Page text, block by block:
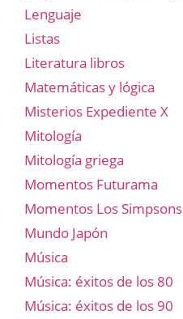
Lenguaje
Listas
Literatura libros
Matemáticas y lógica
Misterios Expediente X
Mitología
Mitología griega
Momentos Futurama
Momentos Los Simpsons
Mundo Japón
Música
Música: éxitos de los 80
Música: éxitos de los 90